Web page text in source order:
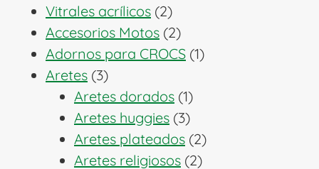
Vitrales acrílicos 22
productos
Accesorios Motos 22
productos
Adornos para CROCS 11
Aretes 33
productos
Aretes dorados 11
producto
Aretes huggies 33
productos
Aretes plateados 22
productos
Aretes religiosos 22